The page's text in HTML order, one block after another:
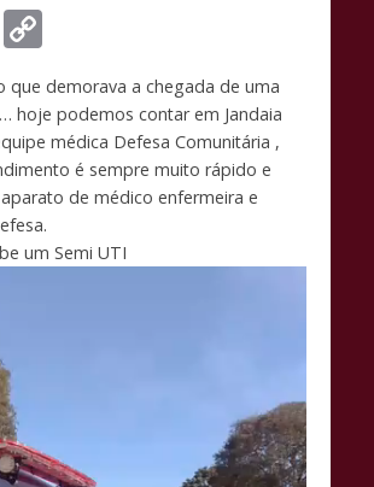
C
o
p
y
Li
n
k
que demorava a chegada de uma
hoje podemos contar em Jandaia
médica Defesa Comunitária ,
é sempre muito rápido e
de médico enfermeira e
um Semi UTI